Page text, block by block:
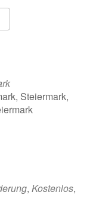
Steiermark,
, Kostenlos,